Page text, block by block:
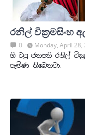
රනිල් වික්‍රමසිංහ
0
Monday, April 28,
හි ටපු ජනපති රනිල්
පැමිණ තිබෙනවා.